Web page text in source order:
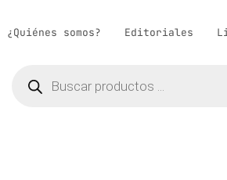
¿Quiénes somos? Editoriales
productos